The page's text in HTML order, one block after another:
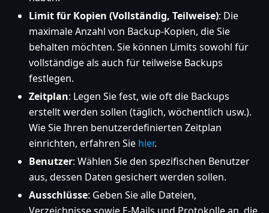
Limit für Kopien (Vollständig, Teilweise): Die
maximale Anzahl von Backup-Kopien, die Sie
behalten möchten. Sie können Limits sowohl für
vollständige als auch für teilweise Backups
festlegen.
Zeitplan: Legen Sie fest, wie oft die Backups
erstellt werden sollen (täglich, wöchentlich usw.).
Wie Sie Ihren benutzerdefinierten Zeitplan
einrichten, erfahren Sie hier.
Benutzer: Wählen Sie den spezifischen Benutzer
aus, dessen Daten gesichert werden sollen.
Ausschlüsse: Geben Sie alle Dateien,
Verzeichnisse sowie E-Mails und Protokolle an, die